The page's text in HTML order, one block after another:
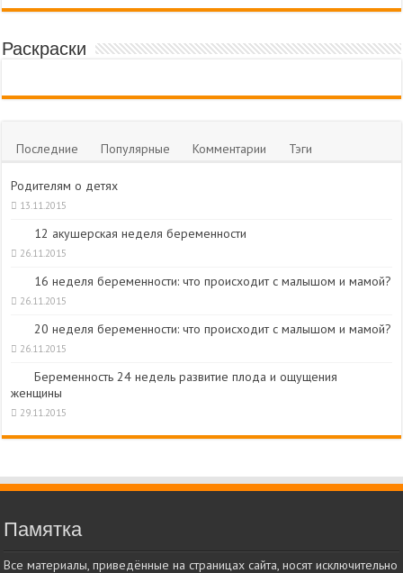
Раскраски
Последние Популярные Комментарии Тэги
Родителям о детях
13.11.2015
12 акушерская неделя беременности
26.11.2015
16 неделя беременности: что происходит с малышом и мамой?
26.11.2015
20 неделя беременности: что происходит с малышом и мамой?
26.11.2015
Беременность 24 недель развитие плода и ощущения
женщины
29.11.2015
Памятка
Все материалы, приведённые на страницах сайта, носят исключительно